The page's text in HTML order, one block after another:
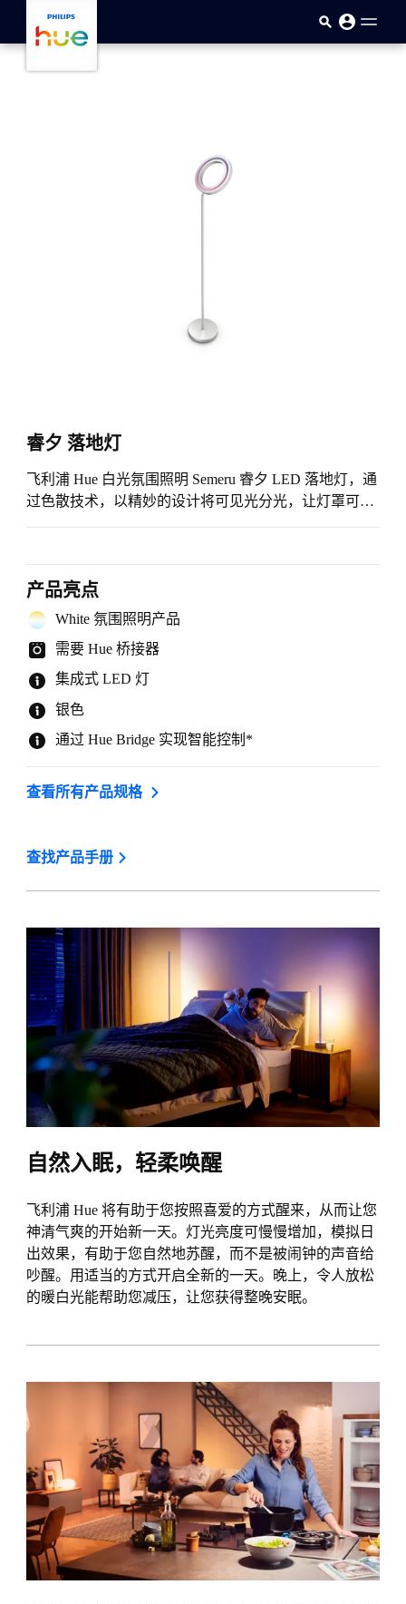
睿夕 落地灯
飞利浦 Hue 白光氛围照明 Semeru 睿夕 LED 落地灯，通
过色散技术，以精妙的设计将可见光分光，让灯罩可以
产品亮点
White 氛围照明产品
需要 Hue 桥接器
集成式 LED 灯
银色
通过 Hue Bridge 实现智能控制*
查看所有产品规格
查找产品手册
自然入眠，轻柔唤醒
飞利浦 Hue 将有助于您按照喜爱的方式醒来，从而让您
神清气爽的开始新一天。灯光亮度可慢慢增加，模拟日
出效果，有助于您自然地苏醒，而不是被闹钟的声音给
吵醒。用适当的方式开启全新的一天。晚上，令人放松
的暖白光能帮助您减压，让您获得整晚安眠。